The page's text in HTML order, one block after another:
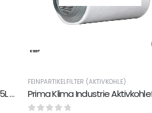
Gronest Pflanztopf Blumentopf 5L aus Vließstoff recyclingmaterial mit Klettverschluss
FEINPARTIKELFILTER (AKTIVKOHLE)